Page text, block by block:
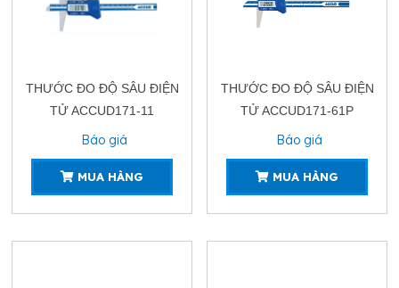
THƯỚC ĐO ĐỘ SÂU ĐIỆN
TỬ ACCUD171-11
Báo giá
MUA HÀNG
THƯỚC ĐO ĐỘ SÂU ĐIỆN
TỬ ACCUD171-61P
Báo giá
MUA HÀNG